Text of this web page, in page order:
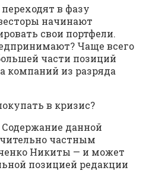
в фазу
начинают
свои портфели.
Чаще всего
части позиций
компаний из разряда
данной
частным
Никиты — и может
позицией редакции